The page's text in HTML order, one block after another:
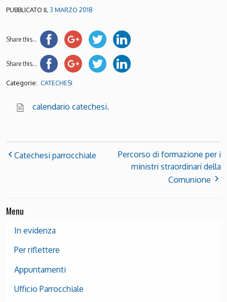
PUBBLICATO IL 3 MARZO 2018
Share this...
Share this...
Categorie: CATECHESI
calendario catechesi.
Catechesi parrocchiale
Percorso di formazione per i
ministri straordinari della
Comunione
Menu
In evidenza
Per riflettere
Appuntamenti
Ufficio Parrocchiale